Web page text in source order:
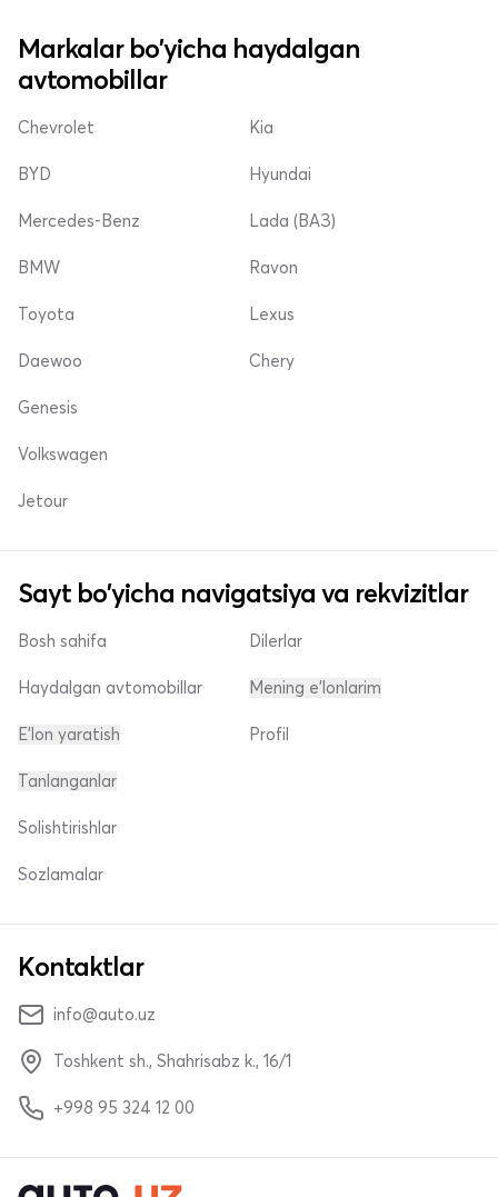
Markalar bo'yicha haydalgan
avtomobillar
Chevrolet
BYD
Mercedes-Benz
Kia
Hyundai
Lada (ВАЗ)
BMW
Toyota
Daewoo
Ravon
Lexus
Chery
Genesis
Volkswagen
Jetour
Sayt bo'yicha navigatsiya va rekvizitlar
Bosh sahifa
Haydalgan avtomobillar
E'lon yaratish
Dilerlar
Mening e'lonlarim
Profil
Tanlanganlar
Solishtirishlar
Sozlamalar
Kontaktlar
info@auto.uz
Toshkent sh., Shahrisabz k., 16/1
+998 95 324 12 00